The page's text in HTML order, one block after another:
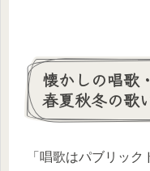
懐かしの唱歌
春夏秋冬の歌
「唱歌はパブリッ